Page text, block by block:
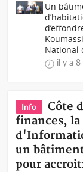
Un
National
il y a 8
Info
Côte
finances, la
un
pour